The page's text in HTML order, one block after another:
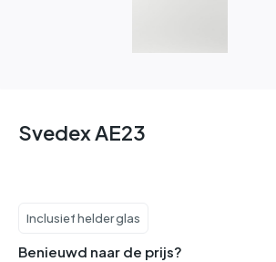
Svedex AE23
Inclusief helder glas
Benieuwd naar de prijs?